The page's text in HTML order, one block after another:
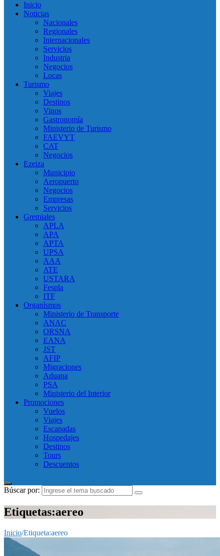
Inicio
Noticias
Nacionales
Regionales
Internacionales
Servicios
Industria
Negocios
Locas
Turismo
Viajes
Destinos
Vinos
Gastronomía
Ministerio de Turismo
FAEVYT
CAT
Negocios
Ezeiza
Municipio
Aeropuerto
Negocios
Empresas
Servicios
Gremiales
APLA
APA
APTA
UPSA
AAA
ATE
USTARA
Fespla
ITF
Organísmos
Ministerio de Transporte
ANAC
ORSNA
EANA
JST
AFIP
Migraciones
Aduana
PSA
Ministerio del Interior
Promociones
Vuelos
Viajes
Escapadas
Hospedajes
Destinos
Tours
Descuentos
Búscar por:
Etiquetas:aereo
Inicio/Etiqueta:aereo